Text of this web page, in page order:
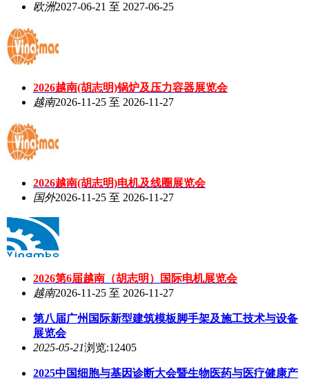
欧洲2027-06-21 至 2027-06-25
2026越南(胡志明)锅炉及压力容器展览会
越南2026-11-25 至 2026-11-27
2026越南(胡志明)电机及线圈展览会
国外2026-11-25 至 2026-11-27
2026第6届越南（胡志明）国际电机展览会
越南2026-11-25 至 2026-11-27
第八届广州国际新型建筑模板脚手架及施工技术与设备
展览会
2025-05-21浏览:12405
2025中国细胞与基因诊断大会暨生物医药与医疗健康产